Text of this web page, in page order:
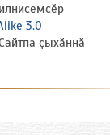
3.0
ҫыхӑннӑ